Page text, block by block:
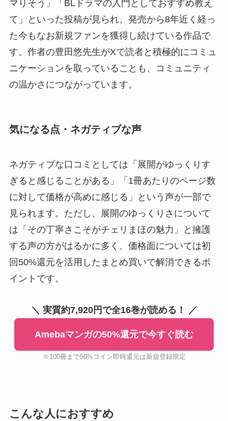
マりそう」「BLドラマの入門としておすすめ教え
て」といった投稿が見られ、発売から8年近く経っ
た今もなお新規ファンを獲得し続けている作品で
す。作者の豊田悠先生がXで読者と積極的にコミュ
ニケーションを取っていることも、コミュニティ
の温かさにつながっています。
気になる点・ネガティブな声
ネガティブな口コミとしては「展開がゆっくりす
ぎると感じることがある」「1冊あたりのページ数
に対して価格が高めに感じる」という声が一部で
見られます。ただし、展開のゆっくりさについて
は「その丁寧さこそがチェリまほの魅力」と擁護
する声の方がはるかに多く、価格面については初
回50%還元を活用したまとめ買いで解消できるポ
イントです。
＼ 実質約7,920円で全16巻が読める！ ／
Amebaマンガの50%還元で今すぐ読む
※100冊まで50%コイン即時還元は新規登録限定
こんな人におすすめ